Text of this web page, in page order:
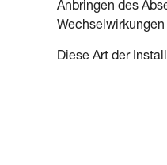
Anbringen des
Diese Art der